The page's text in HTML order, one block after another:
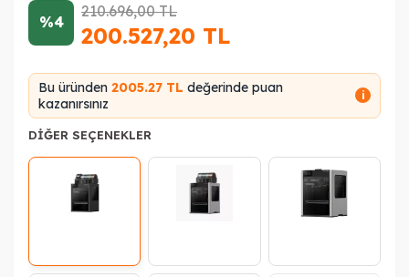
%4
210.696,00TL
200.527,20 TL
Bu üründen 2005.27 TL değerinde puan
kazanırsınız
i
DIĞER SEÇENEKLER